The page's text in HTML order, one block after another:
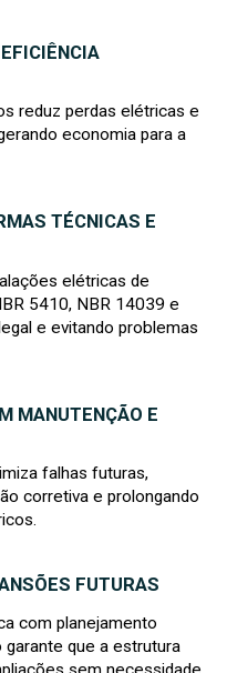
reduz perdas elétricas e
economia para a
TÉCNICAS E
elétricas de
5410, NBR 14039 e
e evitando problemas
MANUTENÇÃO E
falhas futuras,
corretiva e prolongando
FUTURAS
com planejamento
que a estrutura